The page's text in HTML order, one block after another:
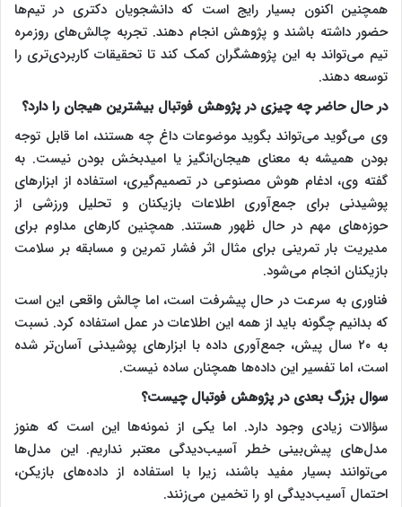
همچنین اکنون بسیار رایج است که دانشجویان دکتری در تیم‌ها
حضور داشته باشند و پژوهش انجام دهند. تجربه چالش‌های روزمره
تیم می‌تواند به این پژوهشگران کمک کند تا تحقیقات کاربردی‌تری را
توسعه دهند.
در حال حاضر چه چیزی در پژوهش فوتبال بیشترین هیجان را دارد؟
وی می‌گوید می‌تواند بگوید موضوعات داغ چه هستند، اما قابل توجه
بودن همیشه به معنای هیجان‌انگیز یا امیدبخش بودن نیست. به
گفته وی، ادغام هوش مصنوعی در تصمیم‌گیری، استفاده از ابزارهای
پوشیدنی برای جمع‌آوری اطلاعات بازیکنان و تحلیل ورزشی از
حوزه‌های مهم در حال ظهور هستند. همچنین کارهای مداوم برای
مدیریت بار تمرینی برای مثال اثر فشار تمرین و مسابقه بر سلامت
بازیکنان انجام می‌شود.
فناوری به ‌سرعت در حال پیشرفت است، اما چالش واقعی این است
که بدانیم چگونه باید از همه این اطلاعات در عمل استفاده کرد. نسبت
به ۲۰ سال پیش، جمع‌آوری داده با ابزارهای پوشیدنی آسان‌تر شده
است، اما تفسیر این داده‌ها همچنان ساده نیست.
سوال بزرگ بعدی در پژوهش فوتبال چیست؟
سؤالات زیادی وجود دارد. اما یکی از نمونه‌ها این است که هنوز
مدل‌های پیش‌بینی خطر آسیب‌دیدگی معتبر نداریم. این مدل‌ها
می‌توانند بسیار مفید باشند، زیرا با استفاده از داده‌های بازیکن،
احتمال آسیب‌دیدگی او را تخمین می‌زنند.